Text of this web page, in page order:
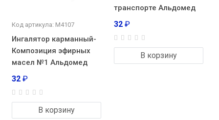
Код артикула: М4107
Ингалятор карманный-
Композиция эфирных
масел №1 Альдомед
32 ₽
В корзину
транспорте Альдомед
32 ₽
В корзину